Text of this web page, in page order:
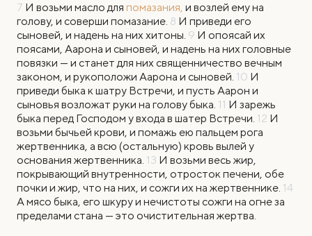
7 И возьми масло для помазания, и возлей ему на
голову, и соверши помазание. 8 И приведи его
сыновей, и надень на них хитоны. 9 И опоясай их
поясами, Аарона и сыновей, и надень на них головные
повязки — и станет для них священничество вечным
законом, и рукоположи Аарона и сыновей. 10 И
приведи быка к шатру Встречи, и пусть Аарон и
сыновья возложат руки на голову быка. 11 И зарежь
быка перед Господом у входа в шатер Встречи. 12 И
возьми бычьей крови, и помажь ею пальцем рога
жертвенника, а всю (остальную) кровь вылей у
основания жертвенника. 13 И возьми весь жир,
покрывающий внутренности, отросток печени, обе
почки и жир, что на них, и сожги их на жертвеннике. 14
А мясо быка, его шкуру и нечистоты сожги на огне за
пределами стана — это очистительная жертва.